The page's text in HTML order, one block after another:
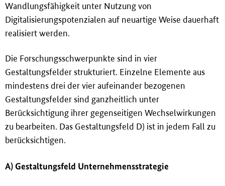
Wandlungsfähigkeit unter Nutzung von
Digitalisierungspotenzialen auf neuartige Weise dauerhaft
realisiert werden.
Die Forschungsschwerpunkte sind in vier
Gestaltungsfelder strukturiert. Einzelne Elemente aus
mindestens drei der vier aufeinander bezogenen
Gestaltungsfelder sind ganzheitlich unter
Berücksichtigung ihrer gegenseitigen Wechselwirkungen
zu bearbeiten. Das Gestaltungsfeld D) ist in jedem Fall zu
berücksichtigen.
A) Gestaltungsfeld Unternehmensstrategie